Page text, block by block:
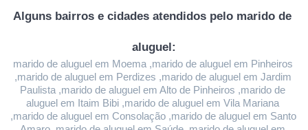
Alguns bairros e cidades atendidos pelo marido de
aluguel:
marido de aluguel em Moema ,marido de aluguel em Pinheiros
,marido de aluguel em Perdizes ,marido de aluguel em Jardim
Paulista ,marido de aluguel em Alto de Pinheiros ,marido de
aluguel em Itaim Bibi ,marido de aluguel em Vila Mariana
,marido de aluguel em Consolação ,marido de aluguel em Santo